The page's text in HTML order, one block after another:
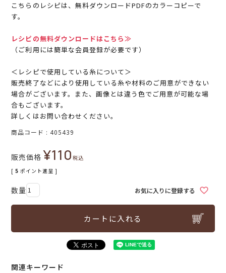
こちらのレシピは、無料ダウンロードPDFのカラーコピーで
す。
レシピの無料ダウンロードはこちら≫
（ご利用には簡単な会員登録が必要です）
＜レシピで使用している糸について＞
販売終了などにより使用している糸や材料のご用意ができない
場合がございます。また、画像とは違う色でご用意が可能な場
合もございます。
詳しくはお問い合わせください。
商品コード 405439
販売価格 ¥110税込
[ 5 ポイント進呈 ]
お気に入りに登録する
カートに入れる
関連キーワード